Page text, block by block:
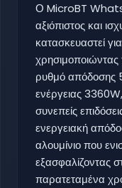
Ο MicroBT
αξιόπιστος και
κατασκευαστεί
ρυθμό απόδοσης
ενέργειας
συνεπείς
ενεργειακή
αλουμίνιο που
εξασφαλίζοντας
παρατεταμένα